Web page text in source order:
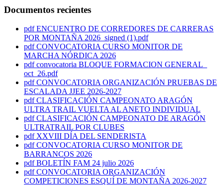
Documentos recientes
pdf ENCUENTRO DE CORREDORES DE CARRERAS
POR MONTAÑA 2026_signed (1).pdf
pdf CONVOCATORIA CURSO MONITOR DE
MARCHA NÓRDICA 2026
pdf convocatoria BLOQUE FORMACION GENERAL_
oct_26.pdf
pdf CONVOCATORIA ORGANIZACIÓN PRUEBAS DE
ESCALADA JJEE 2026-2027
pdf CLASIFICACIÓN CAMPEONATO ARAGÓN
ULTRA TRAIL VUELTA AL ANETO INDIVIDUAL
pdf CLASIFICACIÓN CAMPEONATO DE ARAGÓN
ULTRATRAIL POR CLUBES
pdf XXVIII DÍA DEL SENDERISTA
pdf CONVOCATORIA CURSO MONITOR DE
BARRANCOS 2026
pdf BOLETÍN FAM 24 julio 2026
pdf CONVOCATORIA ORGANIZACIÓN
COMPETICIONES ESQUÍ DE MONTAÑA 2026-2027